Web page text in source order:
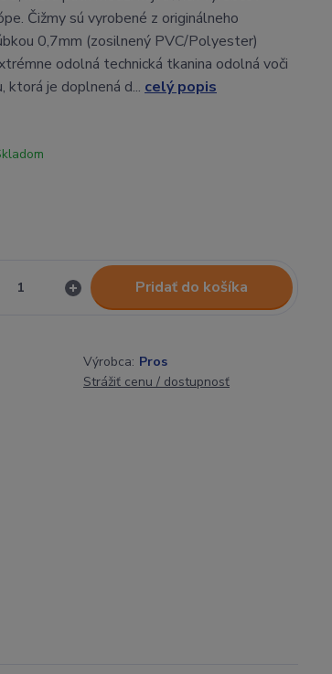
Čižmy sú vyrobené z originálneho
0,7mm (zosilnený PVC/Polyester)
odolná technická tkanina odolná voči
ktorá je doplnená d... celý popis
Pridať do košíka
Výrobca: Pros
Strážiť cenu / dostupnosť